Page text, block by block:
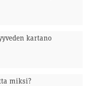
kartano
miksi?